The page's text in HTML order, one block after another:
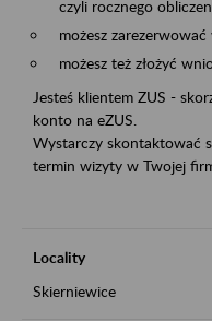
czyli rocznego
możesz zarezerwować
możesz też złożyć
Jesteś klientem ZUS -
konto na eZUS.
Wystarczy skontaktować
termin wizyty w Twojej
Locality
Skierniewice